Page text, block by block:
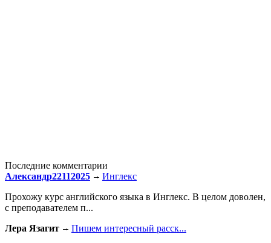
Последние комментарии
Александр22112025
Инглекс
Прохожу курс английского языка в Инглекс. В целом доволен,
с преподавателем п...
Лера Язагит
Пишем интересный расск...